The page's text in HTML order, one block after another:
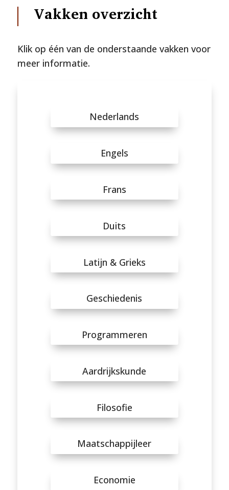
Vakken overzicht
Klik op één van de onderstaande vakken voor
meer informatie.
Nederlands
Engels
Frans
Duits
Latijn & Grieks
Geschiedenis
Programmeren
Aardrijkskunde
Filosofie
Maatschappijleer
Economie